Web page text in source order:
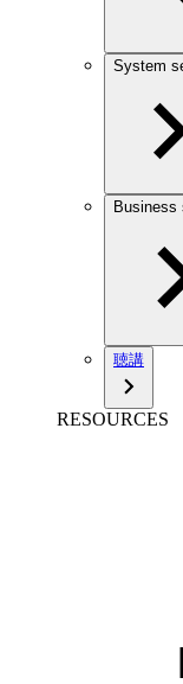
System
Business
聴講
RESOURCES